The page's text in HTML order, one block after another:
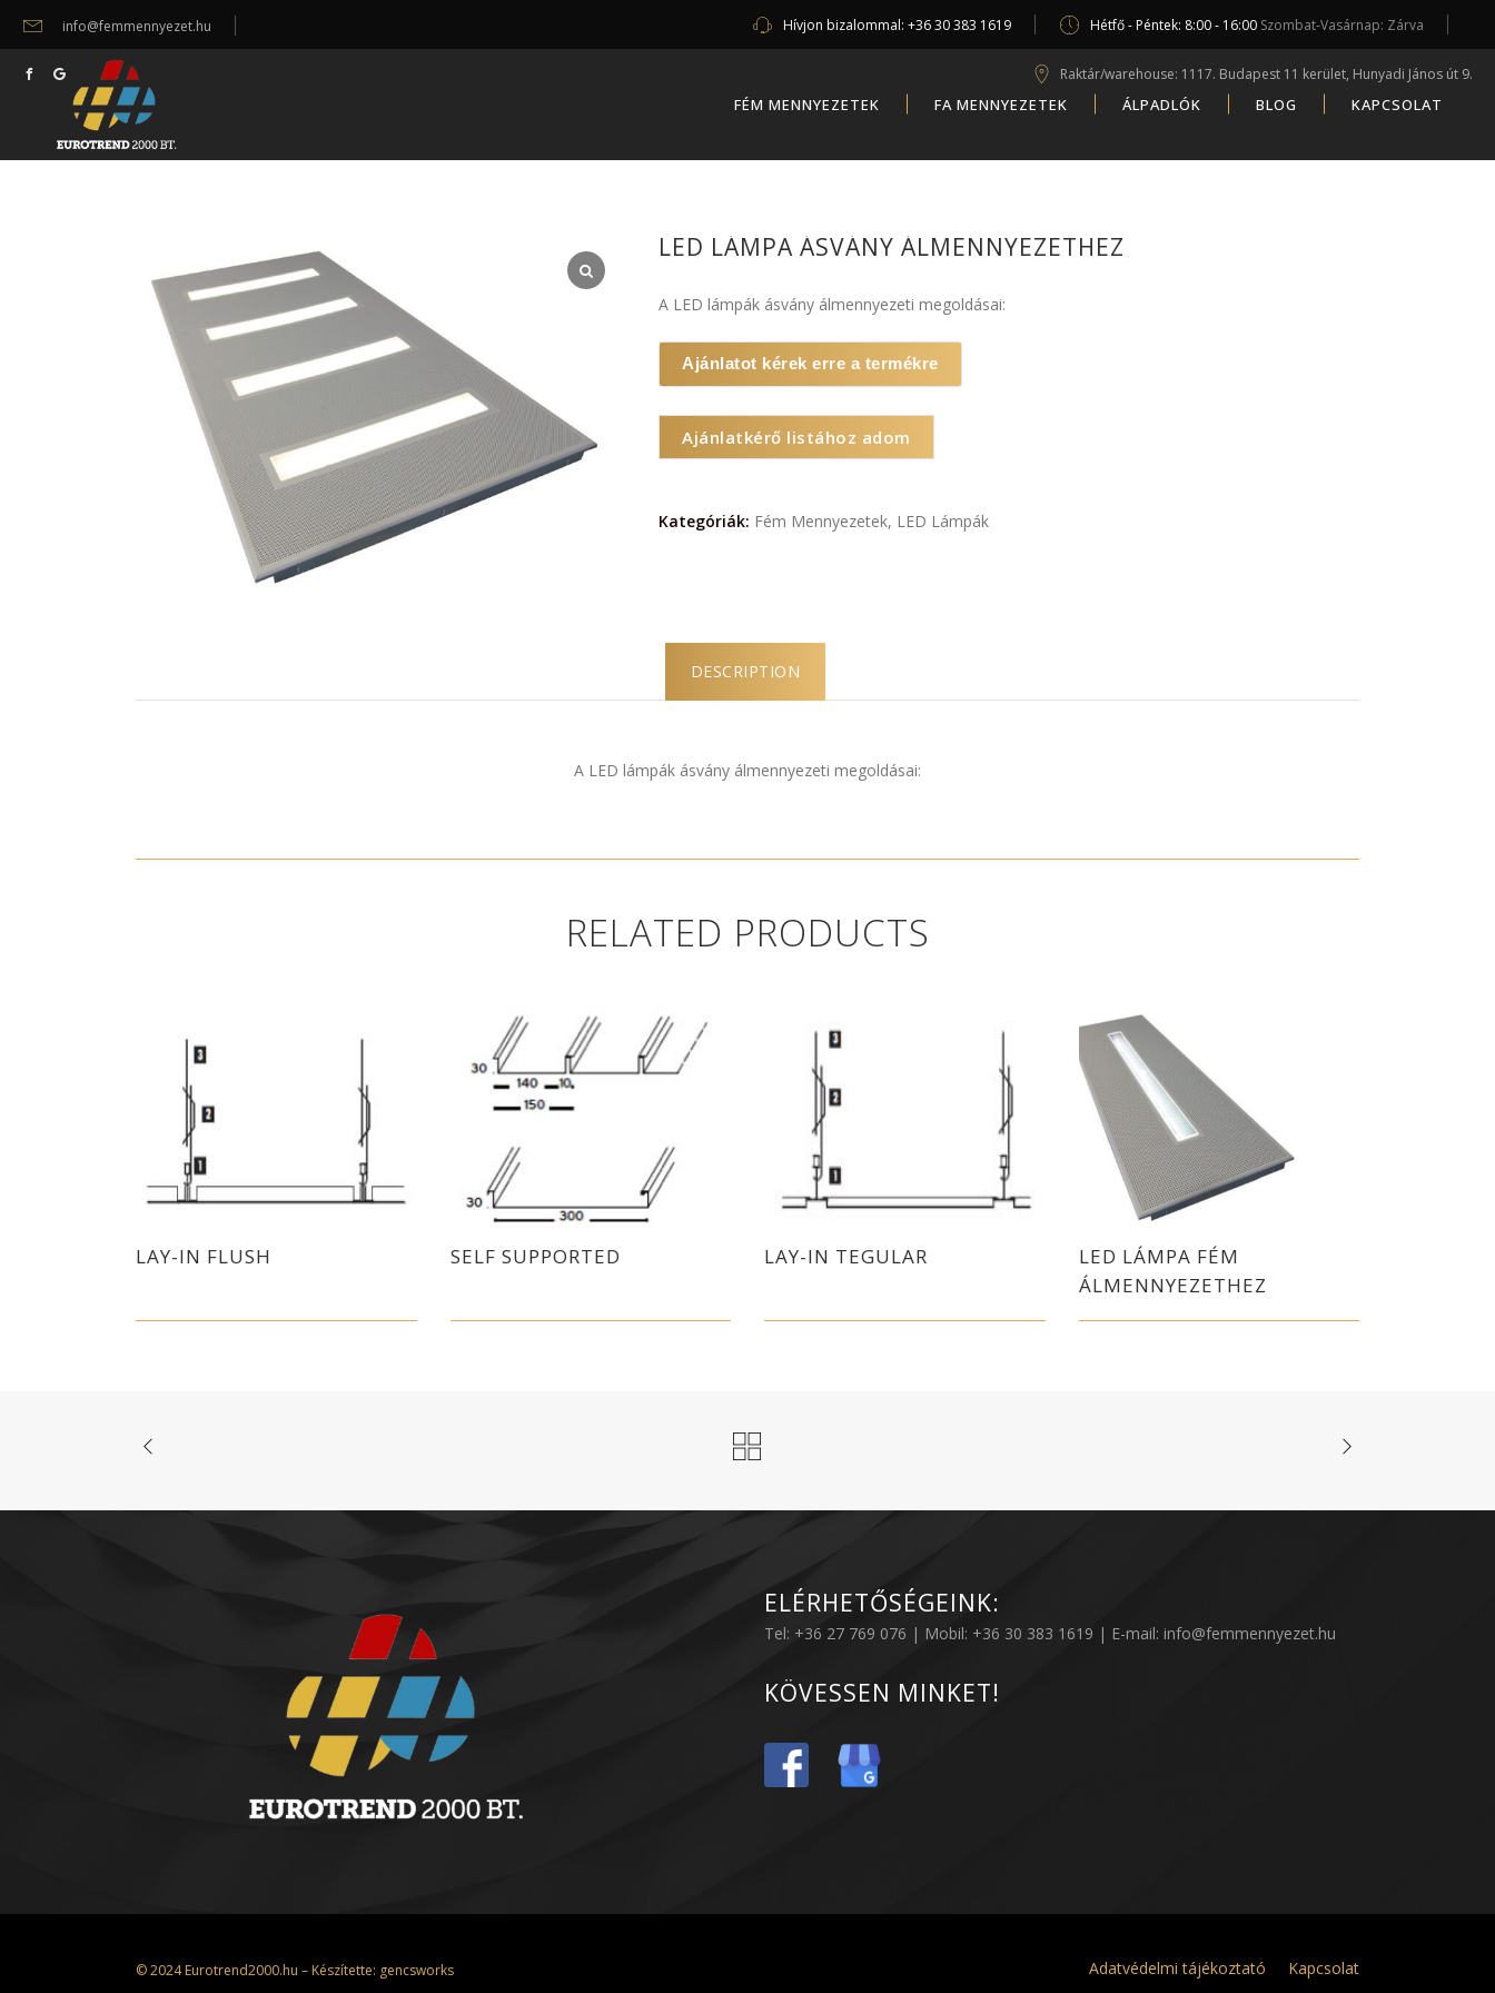
info@femmennyezet.hu Hívjon bizalommal: +36 30 383 1619 Hétfő - Péntek: 8:00 - 16:00 Szombat-Vasárnap: Zárva
Raktár/warehouse: 1117. Budapest 11 kerület, Hunyadi János út 9.
FÉM MENNYEZETEK FA MENNYEZETEK ÁLPADLÓK BLOG KAPCSOLAT
LED LÁMPA ÁSVÁNY ÁLMENNYEZETHEZ
A LED lámpák ásvány álmennyezeti megoldásai:
Ajánlatot kérek erre a termékre
Ajánlatkérő listához adom
Kategóriák: Fém Mennyezetek, LED Lámpák
DESCRIPTION
A LED lámpák ásvány álmennyezeti megoldásai:
RELATED PRODUCTS
LAY-IN FLUSH SELF SUPPORTED LAY-IN TEGULAR
LED LÁMPA FÉM
ÁLMENNYEZETHEZ
ELÉRHETŐSÉGEINK:
Tel: +36 27 769 076 | Mobil: +36 30 383 1619 | E-mail: info@femmennyezet.hu
KÖVESSEN MINKET!
© 2024 Eurotrend2000.hu – Készítette: gencsworks Adatvédelmi tájékoztató Kapcsolat